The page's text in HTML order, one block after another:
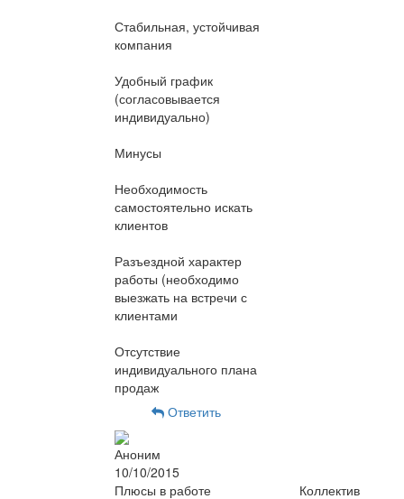
Стабильная, устойчивая
компания
Удобный график
(согласовывается
индивидуально)
Минусы
Необходимость
самостоятельно искать
клиентов
Разъездной характер
работы (необходимо
выезжать на встречи с
клиентами
Отсутствие
индивидуального плана
продаж
Ответить
Аноним
10/10/2015
Плюсы в работе
Коллектив